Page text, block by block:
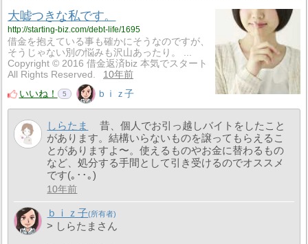
大嘘つきな私です。
http://starting-biz.com/debt-life/1695
借金を抱えている事も確かにそうなのですが、
そうじゃない別の悩みも沢山あったり。 ...
Copyright © 2016 借金返済biz 本気でスタート
All Rights Reserved.
10年前
いいね！
5 ｂｉｚ子
しらたま
昔、個人でお引っ越しバイトをしたこと
があります。結構いらないものを譲ってもらえるこ
とがありますよ〜。使えるものやお金に替わるもの
など、処分する手間として引き受けるのでオススメ
です(｡･･｡)
10年前
ｂｉｚ子
> しらたまさん